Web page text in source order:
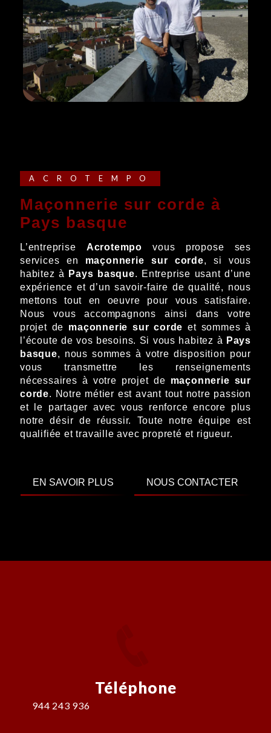
ACROTEMPO
maçonnerie sur corde à
Pays basque
L’entreprise Acrotempo vous propose ses
services en maçonnerie sur corde, si vous
habitez à
Pays basque. Entreprise usant d’une
expérience et d’un savoir-faire de qualité, nous
mettons tout en oeuvre pour vous satisfaire.
Nous vous accompagnons ainsi dans votre
projet de maçonnerie sur corde et sommes à
l’écoute de vos besoins. Si vous habitez à Pays
basque, nous sommes à votre disposition pour
vous transmettre les renseignements
nécessaires à votre projet de maçonnerie sur
corde. Notre métier est avant tout notre passion
et le partager avec vous renforce encore plus
notre désir de réussir. Toute notre équipe est
qualifiée et travaille avec propreté et rigueur.
EN SAVOIR PLUS NOUS CONTACTER
Téléphone
944 243 936